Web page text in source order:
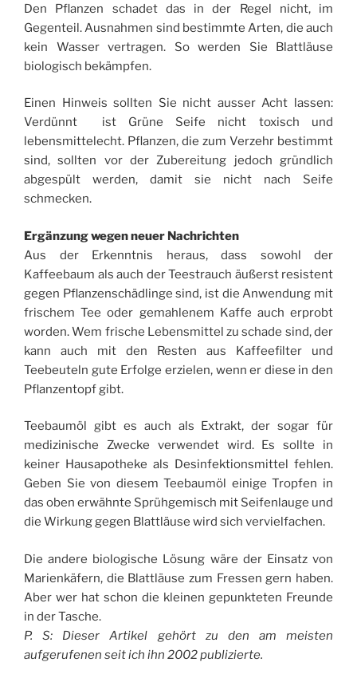
Den Pflanzen schadet das in der Regel nicht, im
Gegenteil. Ausnahmen sind bestimmte Arten, die auch
kein Wasser vertragen. So werden Sie Blattläuse
biologisch bekämpfen.
Einen Hinweis sollten Sie nicht ausser Acht lassen:
Verdünnt ist Grüne Seife nicht toxisch und
lebensmittelecht. Pflanzen, die zum Verzehr bestimmt
sind, sollten vor der Zubereitung jedoch gründlich
abgespült werden, damit sie nicht nach Seife
schmecken.
Ergänzung wegen neuer Nachrichten
Aus der Erkenntnis heraus, dass sowohl der
Kaffeebaum als auch der Teestrauch äußerst resistent
gegen Pflanzenschädlinge sind, ist die Anwendung mit
frischem Tee oder gemahlenem Kaffe auch erprobt
worden. Wem frische Lebensmittel zu schade sind, der
kann auch mit den Resten aus Kaffeefilter und
Teebeuteln gute Erfolge erzielen, wenn er diese in den
Pflanzentopf gibt.
Teebaumöl gibt es auch als Extrakt, der sogar für
medizinische Zwecke verwendet wird. Es sollte in
keiner Hausapotheke als Desinfektionsmittel fehlen.
Geben Sie von diesem Teebaumöl einige Tropfen in
das oben erwähnte Sprühgemisch mit Seifenlauge und
die Wirkung gegen Blattläuse wird sich vervielfachen.
Die andere biologische Lösung wäre der Einsatz von
Marienkäfern, die Blattläuse zum Fressen gern haben.
Aber wer hat schon die kleinen gepunkteten Freunde
in der Tasche.
P. S: Dieser Artikel gehört zu den am meisten
aufgerufenen seit ich ihn 2002 publizierte.